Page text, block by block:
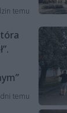
temu
temu